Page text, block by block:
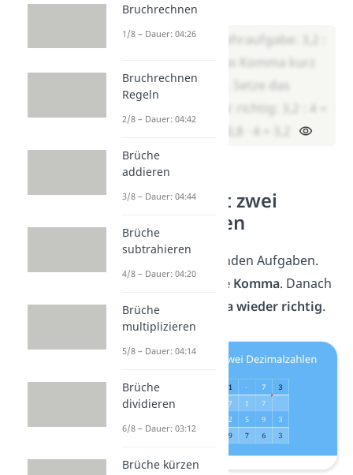
Lösung:
Bilde die Umkehraufgabe: 3,2 :
4 = ___. Lass das Komma kurz
weg: 32 : 4 = 8. Setze das
Komma wieder richtig: 3,2 : 4 =
0,8. Ergebnis: 0,8 · 4 = 3,2
Übungen mit zwei
Dezimalzahlen
Berechne die folgenden Aufgaben.
Rechne zuerst
ohne Komma. Danach
setzt du das
Komma wieder richtig.
Bruchrechnen
1/8 – Dauer: 04:26
Bruchrechnen
Regeln
2/8 – Dauer: 04:42
Brüche
addieren
3/8 – Dauer: 04:44
Brüche
subtrahieren
4/8 – Dauer: 04:20
Brüche
multiplizieren
5/8 – Dauer: 04:14
Brüche
dividieren
6/8 – Dauer: 03:12
Brüche kürzen